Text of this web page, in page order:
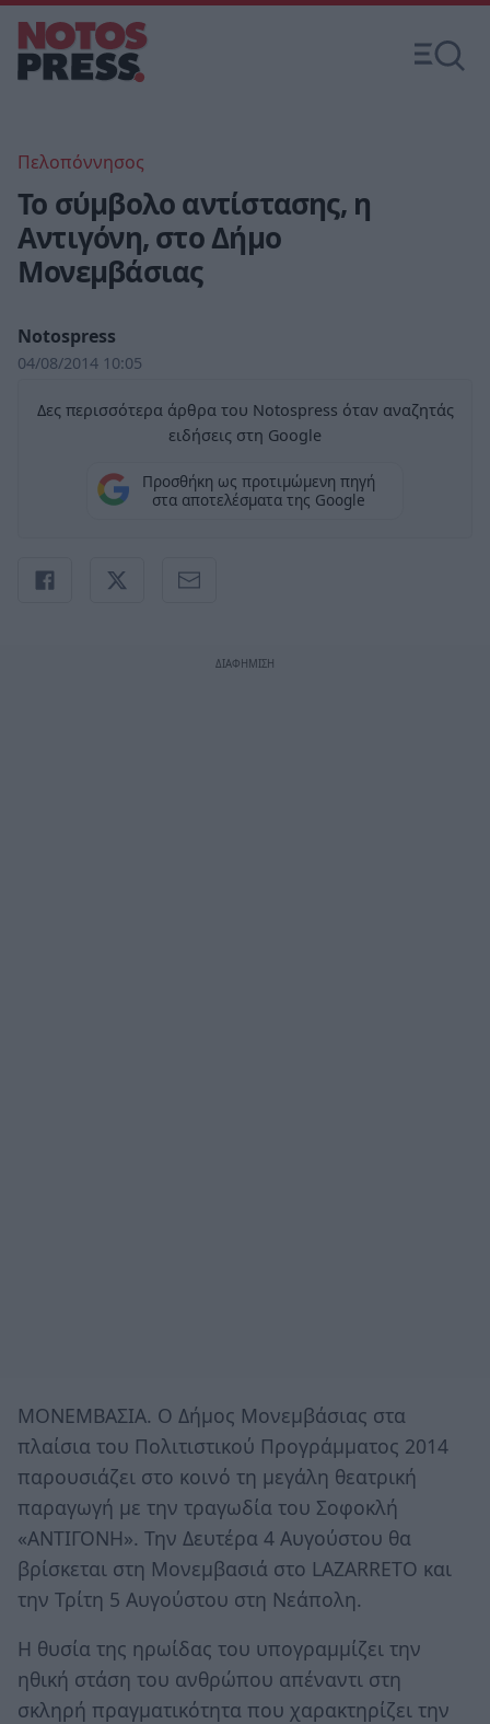
Πελοπόννησος
Το σύμβολο αντίστασης, η
Αντιγόνη, στο Δήμο
Μονεμβάσιας
Notospress
04/08/2014 10:05
Δες περισσότερα άρθρα του Notospress όταν αναζητάς
ειδήσεις στη Google
Προσθήκη ως προτιμώμενη πηγή
στα αποτελέσματα της Google
ΜΟΝΕΜΒΑΣΙΑ. Ο Δήμος Μονεμβάσιας στα
πλαίσια του Πολιτιστικού Προγράμματος 2014
παρουσιάζει στο κοινό τη μεγάλη θεατρική
παραγωγή με την τραγωδία του Σοφοκλή
«ΑΝΤΙΓΟΝΗ». Την Δευτέρα 4 Αυγούστου θα
βρίσκεται στη Μονεμβασιά στο LAZARRETO και
την Τρίτη 5 Αυγούστου στη Νεάπολη.
Η θυσία της ηρωίδας του υπογραμμίζει την
ηθική στάση του ανθρώπου απέναντι στη
σκληρή πραγματικότητα που χαρακτηρίζει την